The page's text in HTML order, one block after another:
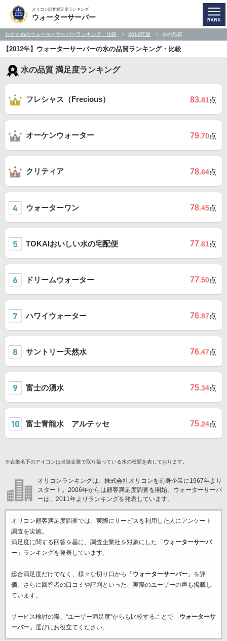
オリコン顧客満足度ランキング
ウォーターサーバー
おすすめのウォーターサーバーランキング・比較 2012年版 水の品質
【2012年】ウォーターサーバーの水の品質ランキング・比較
水の品質 満足度ランキング
フレシャス（Frecious） 83.81点
オーケンウォーター 79.70点
クリティア 78.64点
ウォーターワン 78.45点
TOKAIおいしい水の宅配便 77.61点
ドリームウォーター 77.50点
ハワイウォーター 76.87点
サントリー天然水 76.47点
富士の湧水 75.34点
富士青龍水 アルテッセ 75.24点
※企業名下のアイコンは当該企業で取り扱っている水の種類を表しております。
オリコンランキングは、株式会社オリコンを前身企業に1967年より
スタート。2006年からは顧客満足度調査を開始。ウォーターサーバ
ーは、2011年よりランキングを発表しています。
オリコン顧客満足度調査では、実際にサービスを利用した 人にアンケート
調査を実施。
満足度に関する回答を基に、調査企業社を対象にした「 ウォーターサーバ
ー」ランキングを発表しています。
総合満足度だけでなく、様々な切り口から「 ウォーターサーバー」を評
価。さらに回答者の口コミや評判といった、実際のユーザーの声も掲載し
ています。
サービス検討の際、“ユーザー満足度”からも比較することで「 ウォーターサ
ーバー」選びにお役立てください。